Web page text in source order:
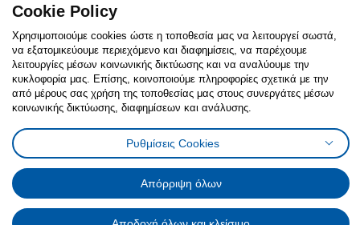
Follow us:
FacebookInstagram
TikTokYoutubePinterestTwitter
Πολιτική CookiesΔήλωση ψηφιακής προσβασιμότητας
Έντυπο Επιστροφής / ΑκύρωσηςΡυθμίσεις cookies
Γενική Πολιτική Προσωπικών Δεδομένων
Πολιτική Προσωπικών Δεδομένων για IKEA.com.cy
Cookie Policy
Χρησιμοποιούμε cookies ώστε η τοποθεσία μας να λειτουργεί σωστά,
να εξατομικεύουμε περιεχόμενο και διαφημίσεις, να παρέχουμε
λειτουργίες μέσων κοινωνικής δικτύωσης και να αναλύουμε την
κυκλοφορία μας. Επίσης, κοινοποιούμε πληροφορίες σχετικά με την
από μέρους σας χρήση της τοποθεσίας μας στους συνεργάτες μέσων
κοινωνικής δικτύωσης, διαφημίσεων και ανάλυσης.
Ρυθμίσεις Cookies
Απόρριψη όλων